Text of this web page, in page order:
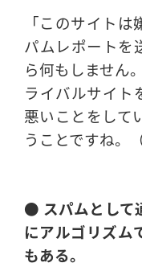
「このサイト
パムレポートを
ら何もしません。
ライバルサイト
悪いことをして
うことですね。（
● スパムとして
にアルゴリズム
もある。